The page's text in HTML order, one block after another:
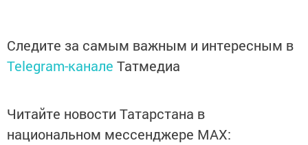
Следите за самым важным и интересным в
Telegram-канале Татмедиа
Читайте новости Татарстана в
национальном мессенджере MАХ: